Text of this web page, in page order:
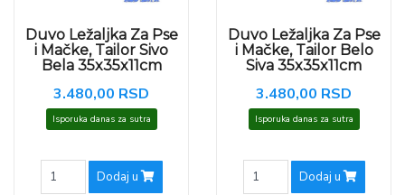
Duvo Ležaljka Za Pse
i Mačke, Tailor Sivo
Bela 35x35x11cm
3.480,00 RSD
Isporuka danas za sutra
Dodaj u
Duvo Ležaljka Za Pse
i Mačke, Tailor Belo
Siva 35x35x11cm
3.480,00 RSD
Isporuka danas za sutra
Dodaj u